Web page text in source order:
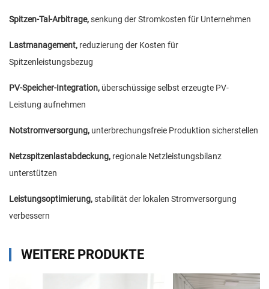
Spitzen-Tal-Arbitrage,senkung der Stromkosten für Unternehmen
Lastmanagement, reduzierung der Kosten für
Spitzenleistungsbezug
PV-Speicher-Integration, überschüssige selbst erzeugte PV-
Leistung aufnehmen
Notstromversorgung, unterbrechungsfreie Produktion sicherstellen
Netzspitzenlastabdeckung, regionale Netzleistungsbilanz
unterstützen
Leistungsoptimierung,stabilität der lokalen Stromversorgung
verbessern
WEITERE PRODUKTE